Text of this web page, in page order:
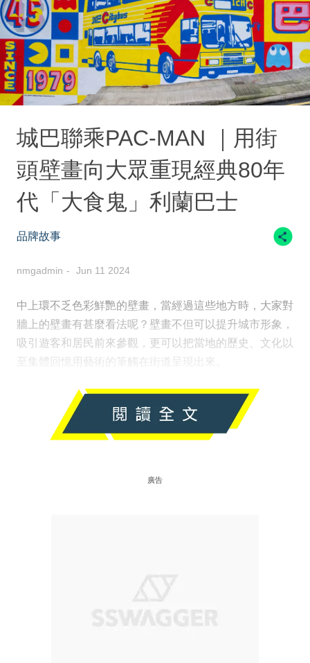
城巴聯乘PAC-MAN ｜用街
頭壁畫向大眾重現經典80年
代「大食鬼」利蘭巴士
品牌故事
nmgadmin Jun 11 2024
中上環不乏色彩鮮艷的壁畫，當經過這些地方時，大家對
牆上的壁畫有甚麼看法呢？壁畫不但可以提升城市形象，
吸引遊客和居民前來參觀，更可以把當地的歷史、文化以
至集體回憶用藝術的筆觸在街道呈現出來。
廣告